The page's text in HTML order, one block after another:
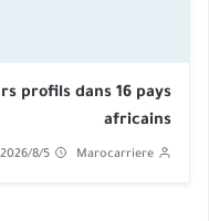
profils dans 16 pays
africains
Marocarriere
2026/8/5